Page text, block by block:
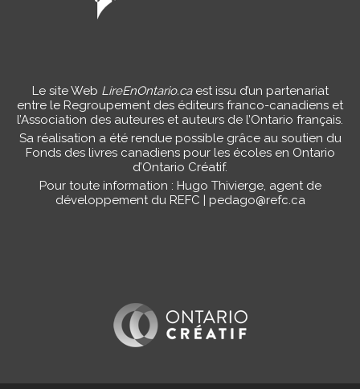
Le site Web LireEnOntario.caest issu d’un partenariat
entre le Regroupement des éditeurs franco-canadiens et
l’Association des auteures et auteurs de l’Ontario français.
Sa réalisation a été rendue possible grâce au soutien du
Fonds des livres canadiens pour les écoles en Ontario
d’Ontario Créatif.
Pour toute information : Hugo Thivierge, agent de
développement du REFC | pedago@refc.ca